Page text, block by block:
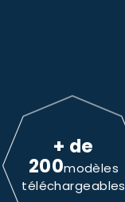
+ de
200modèles
téléchargeables